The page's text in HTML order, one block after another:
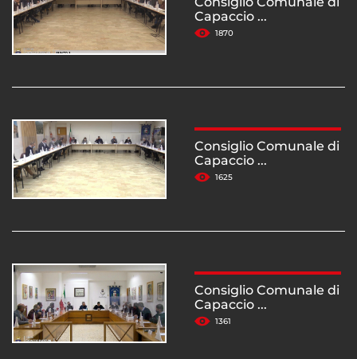
Capaccio ...
1870
Consiglio Comunale di
Capaccio ...
1625
Consiglio Comunale di
Capaccio ...
1361